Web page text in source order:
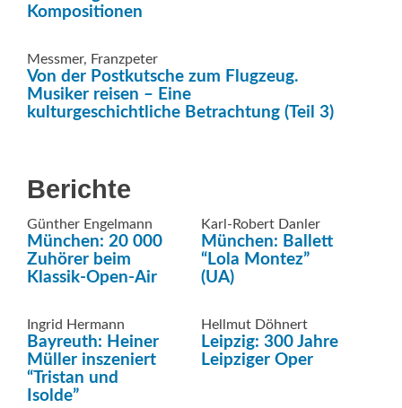
Kompositionen
Messmer, Franzpeter
Von der Postkutsche zum Flugzeug.
Musiker reisen – Eine
kulturgeschichtliche Betrachtung (Teil 3)
Berichte
Günther Engelmann
München: 20 000
Zuhörer beim
Klassik-Open-Air
Karl-Robert Danler
München: Ballett
“Lola Montez”
(UA)
Ingrid Hermann
Bayreuth: Heiner
Müller inszeniert
“Tristan und
Isolde”
Hellmut Döhnert
Leipzig: 300 Jahre
Leipziger Oper